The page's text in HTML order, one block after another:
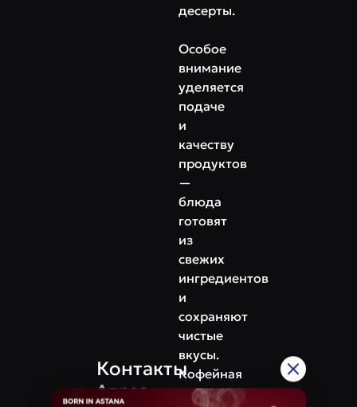
десерты.
Особое
внимание
уделяется
подаче
и
качеству
продуктов
—
блюда
готовят
из
свежих
ингредиентов
и
сохраняют
чистые
вкусы.
Кофейная
карта
Контакты
Адрес